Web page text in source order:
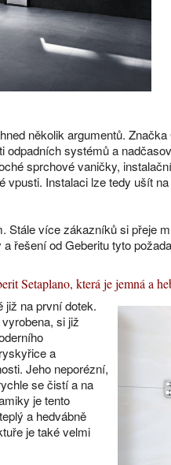
několik argumentů.
odpadních systémů a
sprchové vaničky,
vpusti. Instalaci lze tedy ušít
Stále více zákazníků si přeje
řešení od Geberitu tyto
Setaplano, která je jemná a
již na první dotek.
si již
a
Jeho neporézní,
se čistí a na
je tento
a hedvábně
je také velmi